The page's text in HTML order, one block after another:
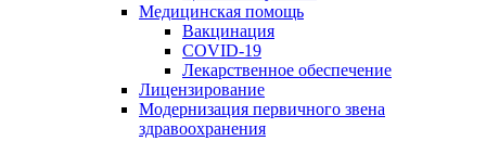
Медицинская помощь
Вакцинация
COVID-19
Лекарственное обеспечение
Лицензирование
Модернизация первичного звена
здравоохранения